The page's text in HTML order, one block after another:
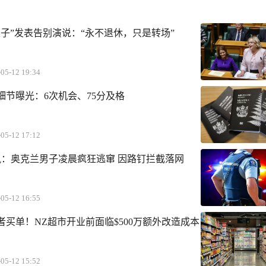
”发表告别演说：“永不退休，只是转场”
12 19:34
节曝光：6次机会、75分及格
12 17:12
奥克兰男子凌晨疯狂逃窜 因路钉拦截落网
12 16:55
买单！NZ超市开业前面临$500万额外改造成本
12 15:52